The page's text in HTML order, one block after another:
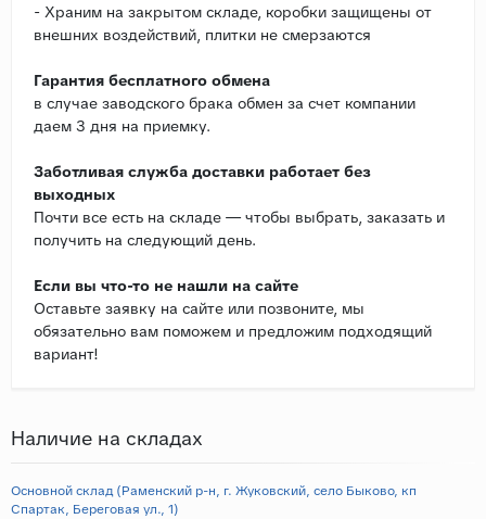
- Храним на закрытом складе, коробки защищены от
внешних воздействий, плитки не смерзаются
Гарантия бесплатного обмена
в случае заводского брака обмен за счет компании
даем 3 дня на приемку.
Заботливая служба доставки работает без
выходных
Почти все есть на складе — чтобы выбрать, заказать и
получить на следующий день.
Если вы что-то не нашли на сайте
Оставьте заявку на сайте или позвоните, мы
обязательно вам поможем и предложим подходящий
вариант!
Наличие на складах
Основной склад (Раменский р-н, г. Жуковский, село Быково, кп
Спартак, Береговая ул., 1)